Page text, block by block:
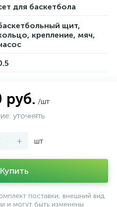
для баскетбола
щит,
крепление, мяч,
руб. /шт
уточнять
+ шт
Купить
поставки, внешний вид
и могут быть изменены